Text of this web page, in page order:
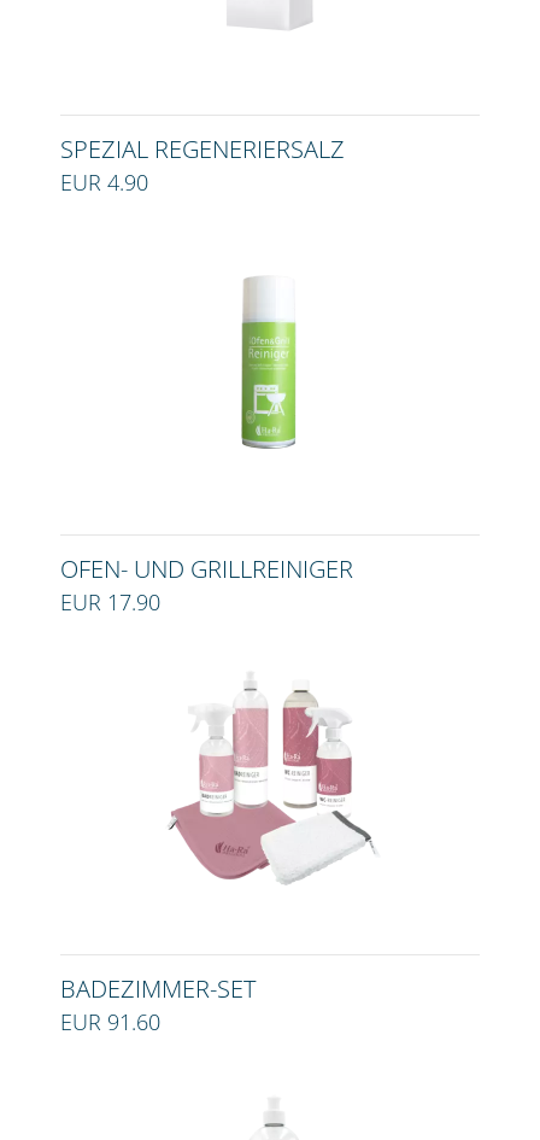
SPEZIAL REGENERIERSALZ
EUR 4.90
OFEN- UND GRILLREINIGER
EUR 17.90
BADEZIMMER-SET
EUR 91.60